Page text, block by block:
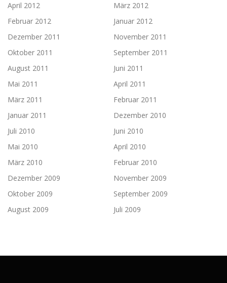
April 2012
März 2012
Februar 2012
Januar 2012
Dezember 2011
November 2011
Oktober 2011
September 2011
August 2011
Juni 2011
Mai 2011
April 2011
März 2011
Februar 2011
Januar 2011
Dezember 2010
Juli 2010
Juni 2010
Mai 2010
April 2010
März 2010
Februar 2010
Dezember 2009
November 2009
Oktober 2009
September 2009
August 2009
Juli 2009